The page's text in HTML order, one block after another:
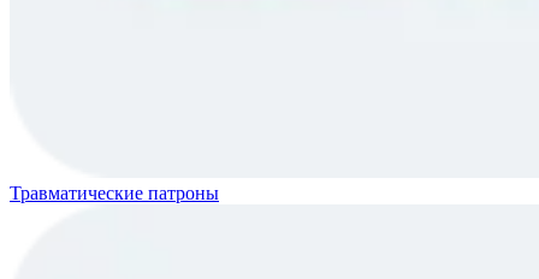
Травматические патроны